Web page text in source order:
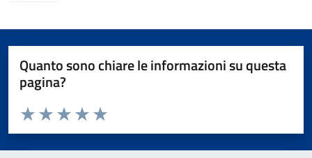
Quanto sono chiare le informazioni su questa
pagina?
Valuta da 1 a 5 stelle la pagina
Valuta 5 stelle su 5
Valuta 4 stelle su 5
Valuta 3 stelle su 5
Valuta 2 stelle su 5
Valuta 1 stelle su 5